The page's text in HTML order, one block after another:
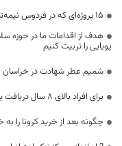
۱۵ پروژه‌ای که در فردوس نیمه‌تمام ماند
هدف از اقدامات ما در حوزه
پویایی را تربیت کنیم
شمیم عطر شهادت در خراسان
برای افراد بالای ۸ سال دریافت یک نوبت واکسن آنفلوآنزا کافی است
چگونه بعد از خرید کرونا را به